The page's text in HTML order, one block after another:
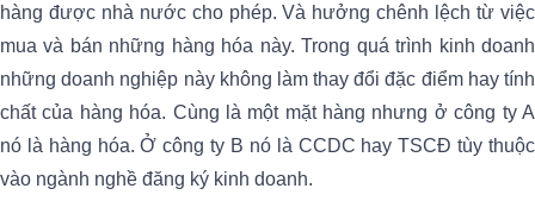
hàng được nhà nước cho phép. Và hưởng chênh lệch từ việc
mua và bán những hàng hóa này. Trong quá trình kinh doanh
những doanh nghiệp này không làm thay đổi đặc điểm hay tính
chất của hàng hóa. Cùng là một mặt hàng nhưng ở công ty A
nó là hàng hóa. Ở công ty B nó là CCDC hay TSCĐ tùy thuộc
vào ngành nghề đăng ký kinh doanh.